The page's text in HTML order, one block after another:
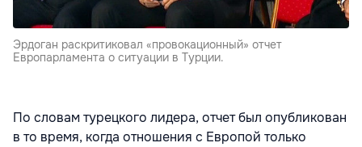
Эрдоган раскритиковал «провокационный» отчет
Европарламента о ситуации в Турции.
По словам турецкого лидера, отчет был опубликован
в то время, когда отношения с Европой только